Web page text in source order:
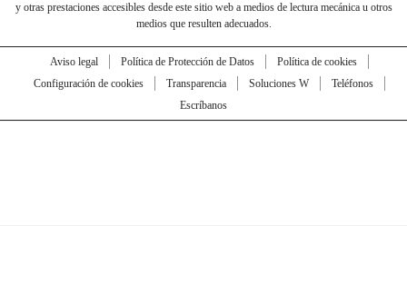
y otras prestaciones accesibles desde este sitio web a medios de lectura mecánica u otros
medios que resulten adecuados.
Aviso legal Política de Protección de Datos
Política de cookies
Configuración de cookies
Transparencia Soluciones W
Teléfonos
Escríbanos